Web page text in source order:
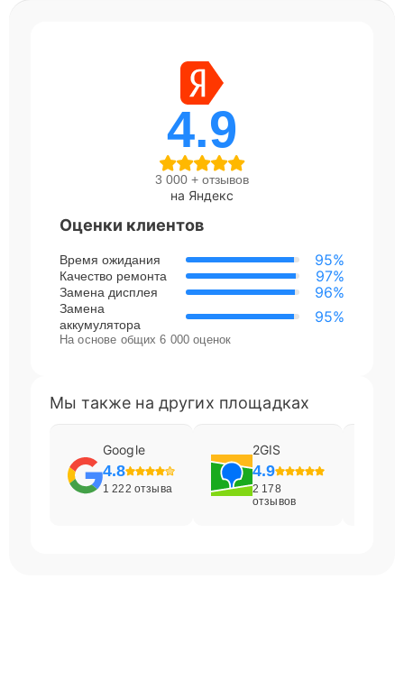
4.9
3 000 + отзывов
на Яндекс
Оценки клиентов
Время ожидания 95%
Качество ремонта 97%
Замена дисплея 96%
Замена
аккумулятора
95%
На основе общих 6 000 оценок
Мы также на других площадках
Google
4.8
1 222 отзыва
2GIS
4.9
2 178
отзывов